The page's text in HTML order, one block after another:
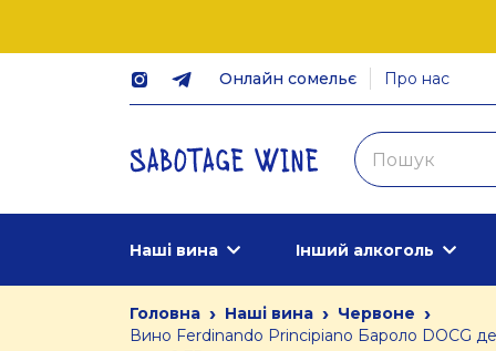
Онлайн сомельє Про нас
Наші вина Інший алкоголь
Головна › Наші вина › Червоне ›
Вино Ferdinando Principiano Бароло DOCG